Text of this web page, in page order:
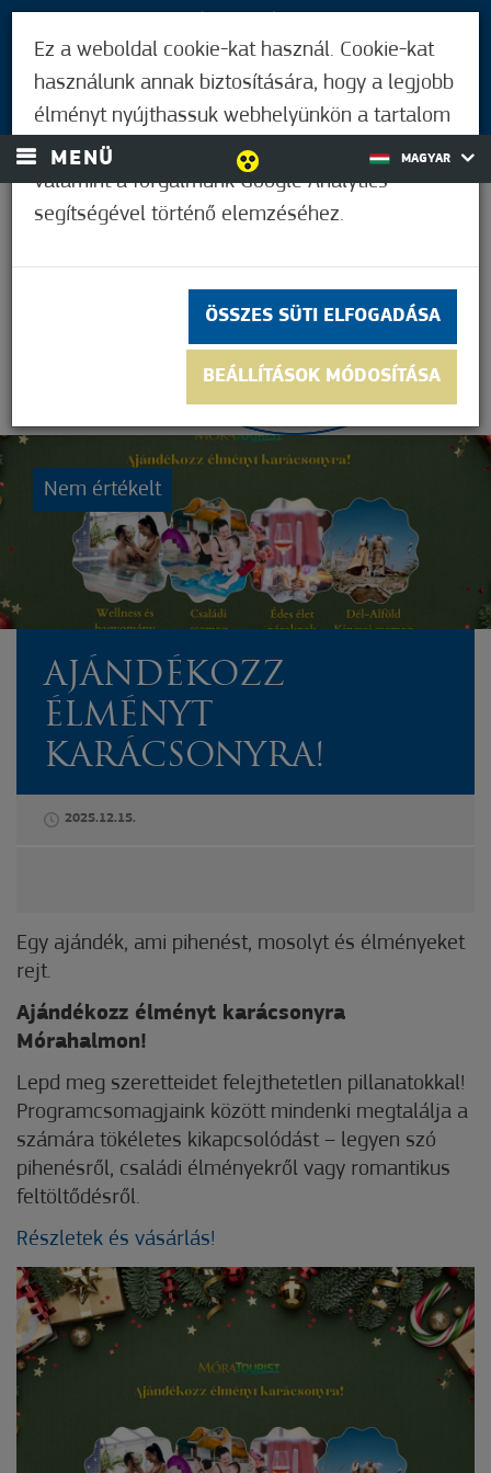
BEJELENTKEZÉS
MENÜ MAGYAR
Nem értékelt
AJÁNDÉKOZZ
ÉLMÉNYT
KARÁCSONYRA!
2025.12.15.
Egy ajándék, ami pihenést, mosolyt és élményeket
rejt.
Ajándékozz élményt karácsonyra
Mórahalmon!
Lepd meg szeretteidet felejthetetlen pillanatokkal!
Programcsomagjaink között mindenki megtalálja a
számára tökéletes kikapcsolódást – legyen szó
pihenésről, családi élményekről vagy romantikus
feltöltődésről.
Részletek és vásárlás!
Ez a weboldal cookie-kat használ. Cookie-kat
használunk annak biztosítására, hogy a legjobb
élményt nyújthassuk webhelyünkön a tartalom
és a hirdetések személyre szabásához,
valamint a forgalmunk Google Analytics
segítségével történő elemzéséhez.
ÖSSZES SÜTI ELFOGADÁSA
BEÁLLÍTÁSOK MÓDOSÍTÁSA